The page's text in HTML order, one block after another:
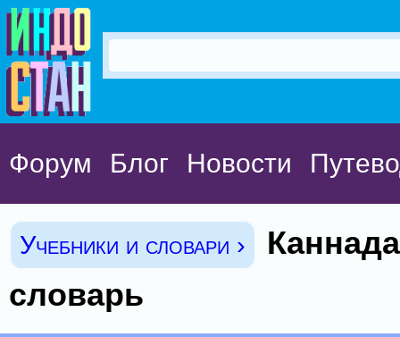
Форум Блог Новости
Учебники и словари ›
словарь